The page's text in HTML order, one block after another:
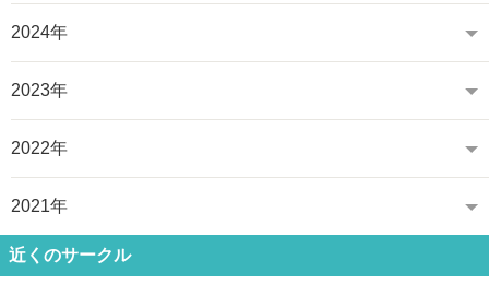
2024年
2023年
2022年
2021年
近くのサークル